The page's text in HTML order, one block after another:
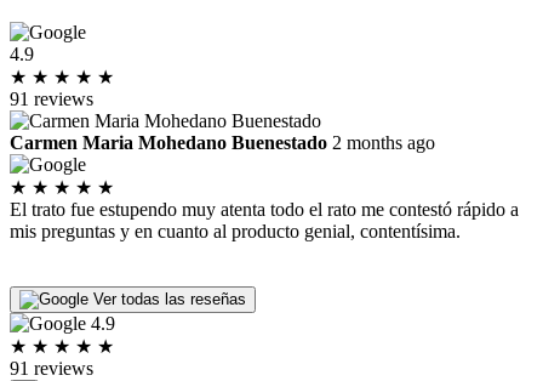
4.9
★ ★ ★ ★ ★
91 reviews
Carmen Maria Mohedano Buenestado 2 months ago
★ ★ ★ ★ ★
El trato fue estupendo muy atenta todo el rato me contestó rápido a
mis preguntas y en cuanto al producto genial, contentísima.
Ver todas las reseñas
4.9
★ ★ ★ ★ ★
91 reviews